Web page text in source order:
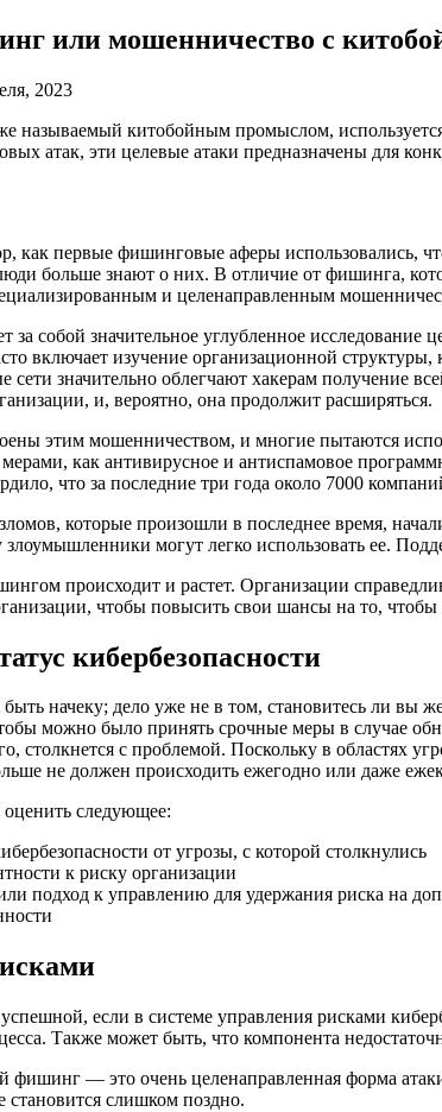
или мошенничество с
2023
называемый китобойным промыслом,
атак, эти целевые атаки предназначены для
как первые фишинговые аферы использовались,
больше знают о них. В отличие от фишинга,
и целенаправленным
за собой значительное углубленное
включает изучение организационной
сети значительно облегчают хакерам получение
и, вероятно, она продолжит расширяться.
этим мошенничеством, и многие пытаются
как антивирусное и антиспамовое
что за последние три года около 7000
которые произошли в последнее время,
могут легко использовать ее.
происходит и растет. Организации
чтобы повысить свои шансы на то,
кибербезопасности
начеку; дело уже не в том, становитесь ли вы
можно было принять срочные меры в случае
столкнется с проблемой. Поскольку в областях
не должен происходить ежегодно или даже
следующее:
от угрозы, с которой столкнулись
к риску организации
подход к управлению для удержания риска на
если в системе управления рисками
Также может быть, что компонента
— это очень целенаправленная форма
становится слишком поздно.